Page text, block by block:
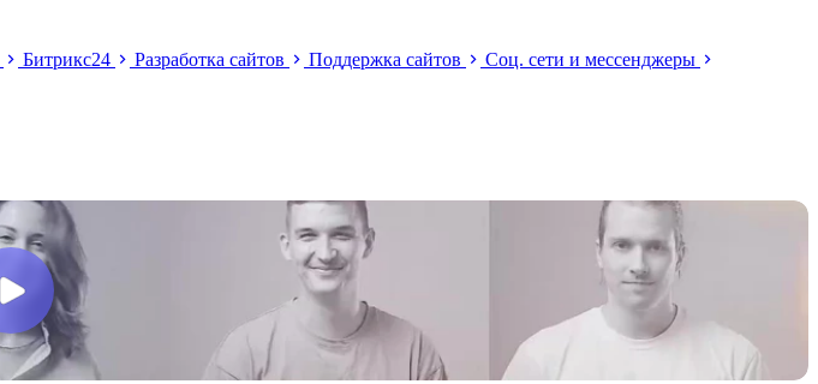
Битрикс24 Разработка сайтов Поддержка сайтов
Соц. сети и мессенджеры